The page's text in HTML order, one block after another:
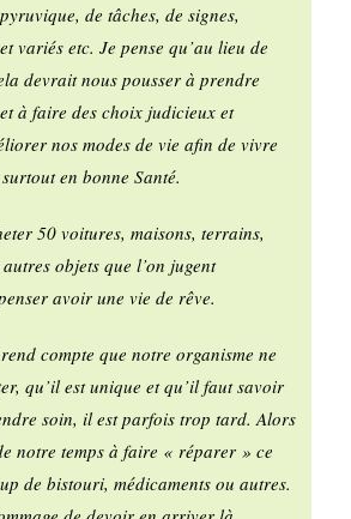
de tâches, de signes,
variés etc.Je pense qu’au lieu de
devrait nous pousser à prendre
à faire des choix judicieux et
nos modes de vie afin de vivre
en bonne Santé.
50 voitures, maisons, terrains,
objets que l’on jugent
avoir une vie de rêve.
compte que notre organisme ne
qu’il est unique et qu’il faut savoir
soin, il est parfois trop tard. Alors
notre temps à faire « réparer » ce
de bistouri, médicaments ou autres.